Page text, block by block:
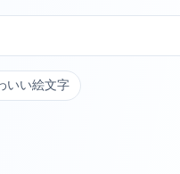
いい絵文字